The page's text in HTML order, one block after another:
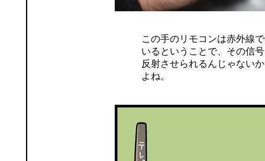
この手のリモコンは赤外線
いるということで、その信
反射させられるんじゃない
よね。